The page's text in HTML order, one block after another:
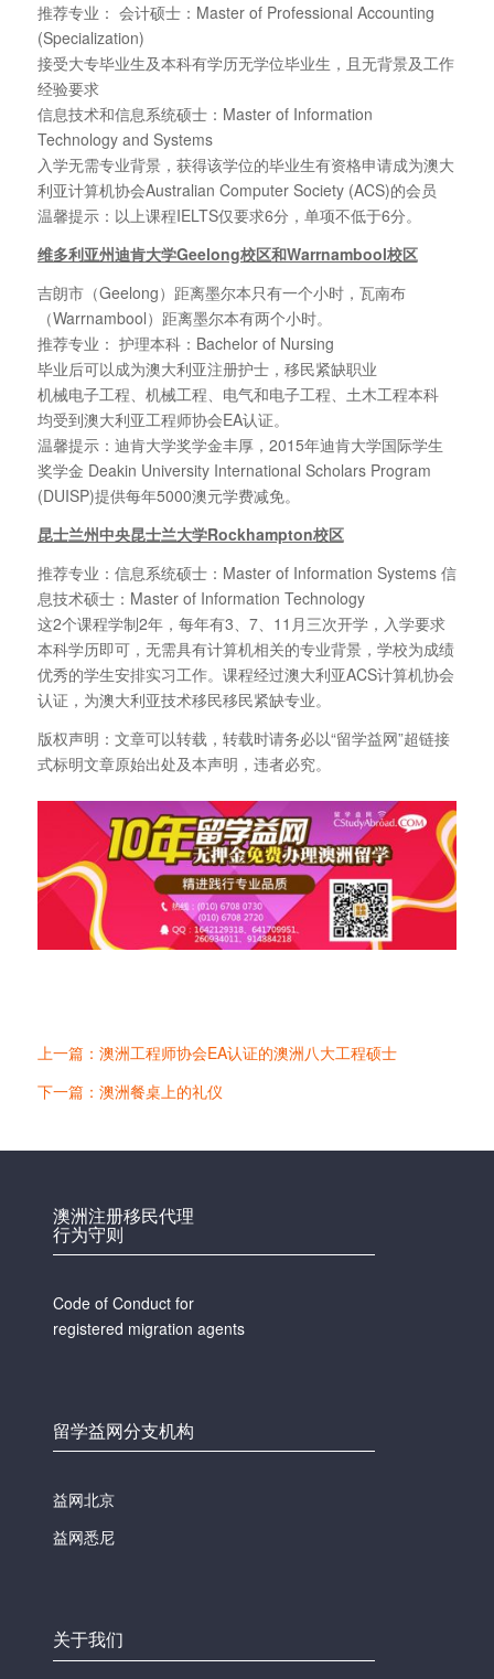
推荐专业： 会计硕士：Master of Professional Accounting
(Specialization)
接受大专毕业生及本科有学历无学位毕业生，且无背景及工作
经验要求
信息技术和信息系统硕士：Master of Information
Technology and Systems
入学无需专业背景，获得该学位的毕业生有资格申请成为澳大
利亚计算机协会Australian Computer Society (ACS)的会员
温馨提示：以上课程IELTS仅要求6分，单项不低于6分。
维多利亚州迪肯大学Geelong校区和Warrnambool校区
吉朗市（Geelong）距离墨尔本只有一个小时，瓦南布
（Warrnambool）距离墨尔本有两个小时。
推荐专业： 护理本科：Bachelor of Nursing
毕业后可以成为澳大利亚注册护士，移民紧缺职业
机械电子工程、机械工程、电气和电子工程、土木工程本科
均受到澳大利亚工程师协会EA认证。
温馨提示：迪肯大学奖学金丰厚，2015年迪肯大学国际学生
奖学金 Deakin University International Scholars Program
(DUISP)提供每年5000澳元学费减免。
昆士兰州中央昆士兰大学Rockhampton校区
推荐专业：信息系统硕士：Master of Information Systems 信
息技术硕士：Master of Information Technology
这2个课程学制2年，每年有3、7、11月三次开学，入学要求
本科学历即可，无需具有计算机相关的专业背景，学校为成绩
优秀的学生安排实习工作。课程经过澳大利亚ACS计算机协会
认证，为澳大利亚技术移民移民紧缺专业。
版权声明：文章可以转载，转载时请务必以“留学益网”超链接
式标明文章原始出处及本声明，违者必究。
上一篇：澳洲工程师协会EA认证的澳洲八大工程硕士
下一篇：澳洲餐桌上的礼仪
澳洲注册移民代理
行为守则
Code of Conduct for
registered migration agents
留学益网分支机构
益网北京
益网悉尼
关于我们